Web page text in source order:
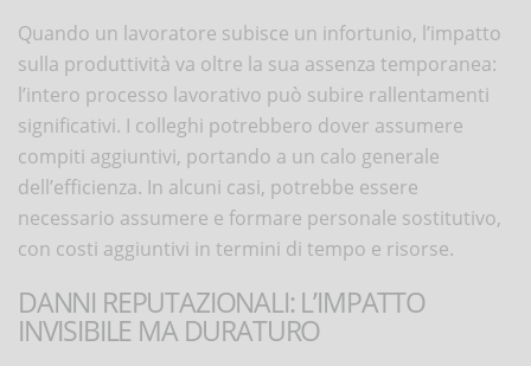
Quando un lavoratore subisce un infortunio, l’impatto
sulla produttività va oltre la sua assenza temporanea:
l’intero processo lavorativo può subire rallentamenti
significativi. I colleghi potrebbero dover assumere
compiti aggiuntivi, portando a un calo generale
dell’efficienza. In alcuni casi, potrebbe essere
necessario assumere e formare personale sostitutivo,
con costi aggiuntivi in termini di tempo e risorse.
DANNI REPUTAZIONALI: L’IMPATTO
INVISIBILE MA DURATURO